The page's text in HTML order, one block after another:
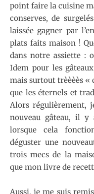
point faire la cuisine
conserves, de
laissée gagner par
plats faits maison !
dans notre assiette :
Idem pour les
mais surtout trèèèès «
que les éternels et
Alors régulièrement,
nouveau gâteau, il y
lorsque cela
déguster une
trois mecs de la
que mon livre de
Aussi, je me suis